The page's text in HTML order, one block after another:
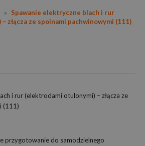
»
Spawanie elektryczne blach i rur
złącza ze spoinami pachwinowymi (111)
i rur (elektrodami otulonymi) – złącza ze
(111)
przygotowanie do samodzielnego